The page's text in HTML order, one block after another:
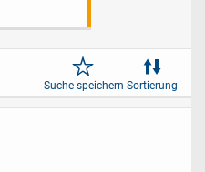
Suche speichern Sortierung